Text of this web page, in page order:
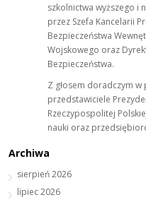
szkolnictwa wyższego i
przez Szefa Kancelarii
Bezpieczeństwa
Wojskowego oraz
Bezpieczeństwa.
Z głosem doradczym w
przedstawiciele
Rzeczypospolitej
nauki oraz
Archiwa
sierpień 2026
lipiec 2026